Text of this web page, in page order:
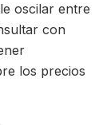
oscilar entre
con
los precios